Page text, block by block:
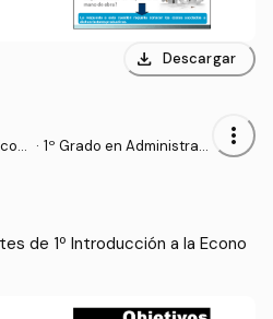
download Descargar
· 1º Grado en Administraci
more_vert
de 1º Introducción a la Econo